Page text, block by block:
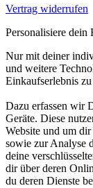
Vertrag widerrufen
Personalisiere dein
Nur mit deiner
und weitere
Einkaufserlebnis
Dazu erfassen wir
Geräte. Diese
Website und um
sowie zur Analyse
deine
dir über deren
du deren Dienste